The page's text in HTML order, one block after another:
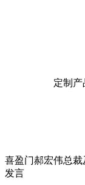
定制
喜盈门郝宏伟总
发言